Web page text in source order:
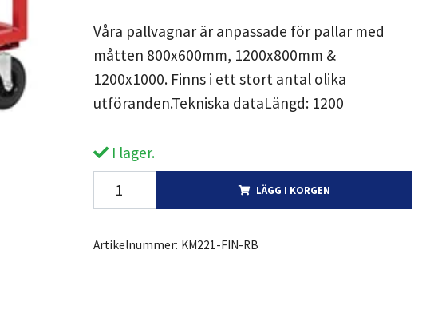
Våra pallvagnar är anpassade för pallar med
måtten 800x600mm, 1200x800mm &
1200x1000. Finns i ett stort antal olika
utföranden.Tekniska dataLängd: 1200
I lager.
LÄGG I KORGEN
Artikelnummer: KM221-FIN-RB